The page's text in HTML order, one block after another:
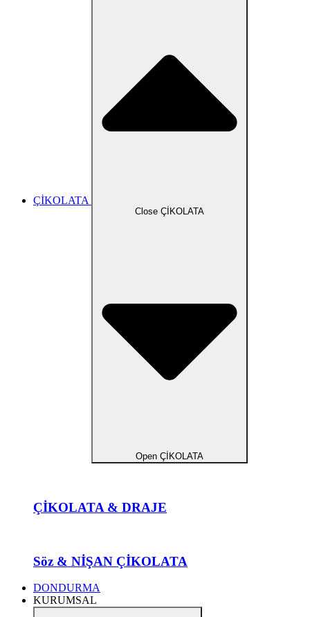
ÇİKOLATA
Close ÇİKOLATA
Open ÇİKOLATA
ÇİKOLATA & DRAJE
Söz & NİŞAN ÇİKOLATA
DONDURMA
KURUMSAL